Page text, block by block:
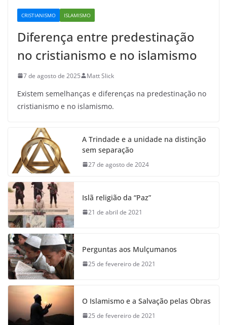
CRISTIANISMO ISLAMISMO
Diferença entre predestinação
no cristianismo e no islamismo
7 de agosto de 2025 Matt Slick
Existem semelhanças e diferenças na predestinação no
cristianismo e no islamismo.
A Trindade e a unidade na distinção
sem separação
27 de agosto de 2024
Islã religião da “Paz”
21 de abril de 2021
Perguntas aos Mulçumanos
25 de fevereiro de 2021
O Islamismo e a Salvação pelas Obras
25 de fevereiro de 2021